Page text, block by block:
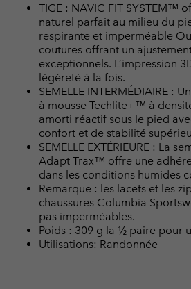
TIGE : NAVIC FIT SYSTEM™
naturel parfait au milieu du
respirante et imperméable
coutures offrant un
exceptionnels. L’impression
légèreté à la fois.
SEMELLE INTERMÉDIAIRE :
à mousse Techlite+™ à
amorti réactif sous le pied
confort et de stabilité
SEMELLE EXTÉRIEURE : La
Adapt Trax™ offre une
dans les conditions humides
Remarque : les lacets et les
chaussures Columbia
pas imperméables.
Poids : 309 g la ½ paire pour
Utilisations: Randonnée